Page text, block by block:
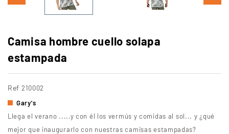
Camisa hombre cuello solapa
estampada
Ref 210002
Gary's
Llega el verano .....y con él los vermús y comidas al sol... y ¿qué
mejor que inaugurarlo con nuestras camisas estampadas?